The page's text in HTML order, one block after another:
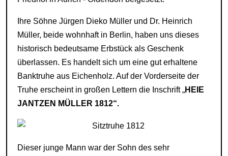
Ihre Söhne Jürgen Dieko Müller und Dr. Heinrich
Müller, beide wohnhaft in Berlin, haben uns dieses
historisch bedeutsame Erbstück als Geschenk
überlassen. Es handelt sich um eine gut erhaltene
Banktruhe aus Eichenholz. Auf der Vorderseite der
Truhe erscheint in großen Lettern die Inschrift „HEIE
JANTZEN MÜLLER 1812“.
Dieser junge Mann war der Sohn des sehr